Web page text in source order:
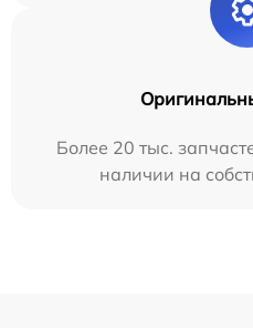
Более 20 тыс.
наличии на